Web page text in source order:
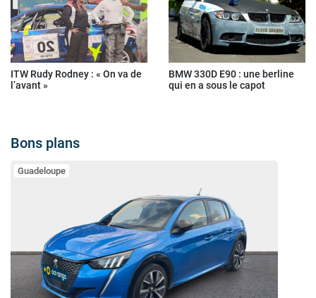
ITW Rudy Rodney : « On va de
l’avant »
BMW 330D E90 : une berline
qui en a sous le capot
Bons plans
Guadeloupe